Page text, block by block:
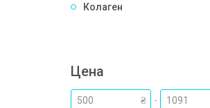
Колаген
Цена
-